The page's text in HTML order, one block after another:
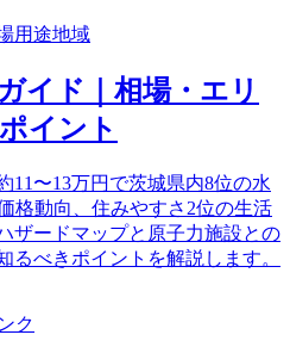
用途地域
イド｜相場・エリ
イント
11〜13万円で茨城県内8位の水
格動向、住みやすさ2位の生活
ザードマップと原子力施設との
るべきポイントを解説します。
ク